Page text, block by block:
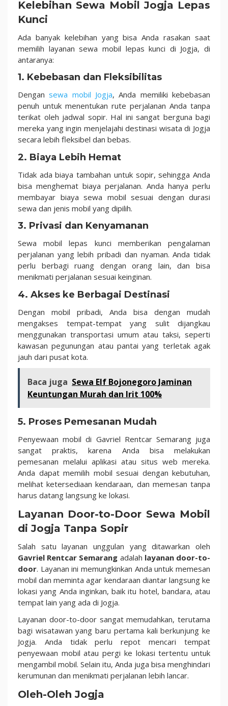
Kelebihan Sewa Mobil Jogja Lepas
Kunci
Ada banyak kelebihan yang bisa Anda rasakan saat
memilih layanan sewa mobil lepas kunci di Jogja, di
antaranya:
1. Kebebasan dan Fleksibilitas
Dengansewa mobil Jogja, Anda memiliki kebebasan
penuh untuk menentukan rute perjalanan Anda tanpa
terikat oleh jadwal sopir. Hal ini sangat berguna bagi
mereka yang ingin menjelajahi destinasi wisata di Jogja
secara lebih fleksibel dan bebas.
2. Biaya Lebih Hemat
Tidak ada biaya tambahan untuk sopir, sehingga Anda
bisa menghemat biaya perjalanan. Anda hanya perlu
membayar biaya sewa mobil sesuai dengan durasi
sewa dan jenis mobil yang dipilih.
3. Privasi dan Kenyamanan
Sewa mobil lepas kunci memberikan pengalaman
perjalanan yang lebih pribadi dan nyaman. Anda tidak
perlu berbagi ruang dengan orang lain, dan bisa
menikmati perjalanan sesuai keinginan.
4. Akses ke Berbagai Destinasi
Dengan mobil pribadi, Anda bisa dengan mudah
mengakses tempat-tempat yang sulit dijangkau
menggunakan transportasi umum atau taksi, seperti
kawasan pegunungan atau pantai yang terletak agak
jauh dari pusat kota.
Baca juga Sewa Elf Bojonegoro Jaminan
Keuntungan Murah dan Irit 100%
5. Proses Pemesanan Mudah
Penyewaan mobil di Gavriel Rentcar Semarang juga
sangat praktis, karena Anda bisa melakukan
pemesanan melalui aplikasi atau situs web mereka.
Anda dapat memilih mobil sesuai dengan kebutuhan,
melihat ketersediaan kendaraan, dan memesan tanpa
harus datang langsung ke lokasi.
Layanan Door-to-Door Sewa Mobil
di Jogja Tanpa Sopir
Salah satu layanan unggulan yang ditawarkan oleh
Gavriel Rentcar Semarang adalah layanan door-to-
door. Layanan ini memungkinkan Anda untuk memesan
mobil dan meminta agar kendaraan diantar langsung ke
lokasi yang Anda inginkan, baik itu hotel, bandara, atau
tempat lain yang ada di Jogja.
Layanan door-to-door sangat memudahkan, terutama
bagi wisatawan yang baru pertama kali berkunjung ke
Jogja. Anda tidak perlu repot mencari tempat
penyewaan mobil atau pergi ke lokasi tertentu untuk
mengambil mobil. Selain itu, Anda juga bisa menghindari
kerumunan dan menikmati perjalanan lebih lancar.
Oleh-Oleh Jogja